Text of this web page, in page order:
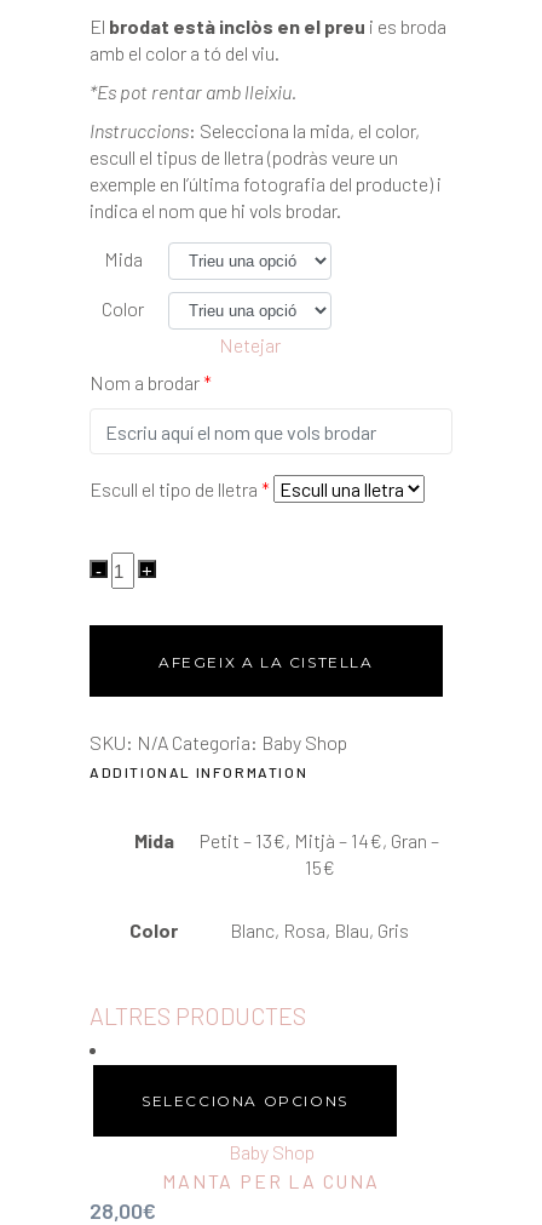
El brodat està inclòs en el preu i es broda
amb el color a tó del viu.
*Es pot rentar amb lleixiu.
Instruccions: Selecciona la mida, el color,
escull el tipus de lletra (podràs veure un
exemple en l’última fotografia del producte) i
indica el nom que hi vols brodar.
Mida
Color
Netejar
Nom a brodar *
Escull el tipo de lletra *
AFEGEIX A LA CISTELLA
SKU: N/A Categoria: Baby Shop
ADDITIONAL INFORMATION
Mida
Petit – 13€, Mitjà – 14€, Gran –
15€
Color Blanc, Rosa, Blau, Gris
ALTRES PRODUCTES
SELECCIONA OPCIONS
Baby Shop
MANTA PER LA CUNA
28,00€